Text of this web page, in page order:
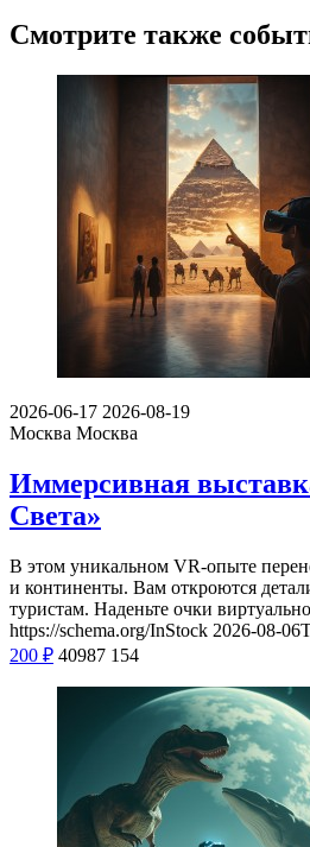
Смотрите также
2026-06-17 2026-08-19
Москва Москва
Иммерсивная
Света»
В этом уникальном VR-опыте
и континенты. Вам откроются
туристам. Наденьте очки
https://schema.org/InStock 2026-08-
200 ₽ 40987 154